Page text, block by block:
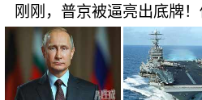
刚刚，普京被逼亮出底牌！